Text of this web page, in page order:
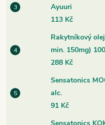
Ayuuri
113 Kč
Rakytníkový
min. 150mg)
288 Kč
Sensatonics
alc.
91 Kč